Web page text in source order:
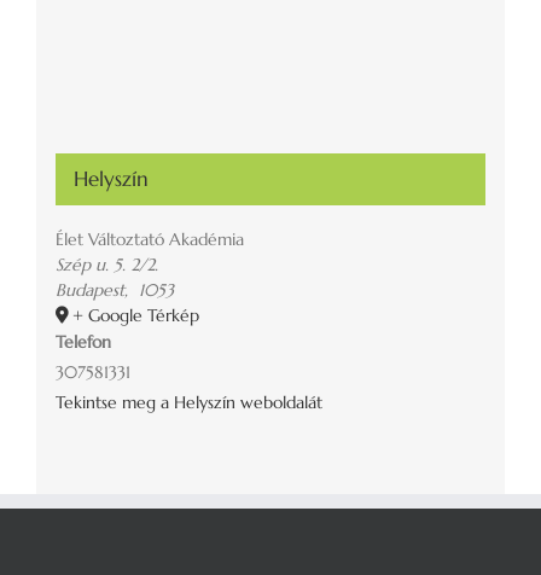
Helyszín
Élet Változtató Akadémia
Szép u. 5. 2/2.
Budapest, 1053
+ Google Térkép
Telefon
307581331
Tekintse meg a Helyszín weboldalát